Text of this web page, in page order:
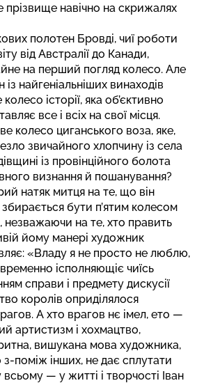
прізвище навічно на скрижалях
полотен Бровді, чиї роботи
від Австралії до Канади,
на перший погляд колесо. Але
найгеніальніших винаходів
історії, яка об’єктивно
все і всіх на свої місця.
колесо циганського воза, яке,
звичайного хлопчину із села
із провінційного болота
визнання й пошанування?
натяк митця на те, що він
збирається бути п’ятим колесом
незважаючи на те, хто править
йому манері художник
«Владу я не просто не люблю,
ісполняющіє чиїсь
справи і предмету дискусії
королів оприділялося
А хто врагов нє імел, ето —
артистизм і хохмацтво,
вишукана мова художника,
з-поміж інших, не дає сплутати
всьому — у житті і творчості Іван